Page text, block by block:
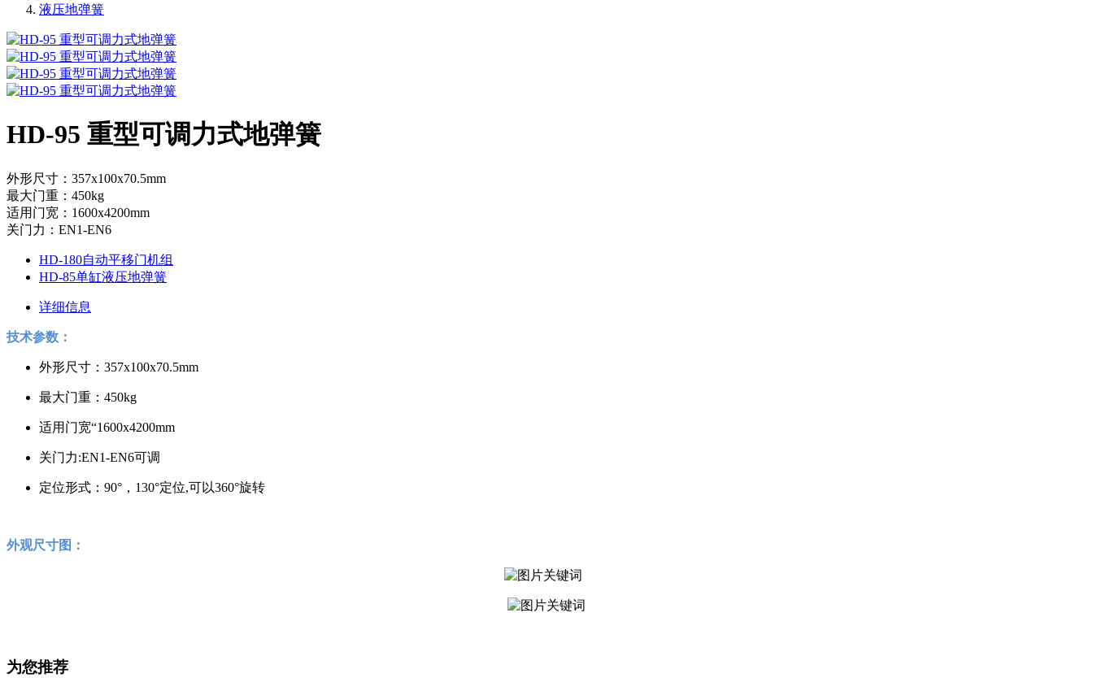
液压地弹簧
HD-95 重型可调力式地弹簧
外形尺寸：357x100x70.5mm
最大门重：450kg
适用门宽：1600x4200mm
关门力：EN1-EN6
HD-180自动平移门机组
HD-85单缸液压地弹簧
详细信息
技术参数：
外形尺寸：357x100x70.5mm
最大门重：450kg
适用门宽“1600x4200mm
关门力:EN1-EN6可调
定位形式：90°，130°定位,可以360°旋转
外观尺寸图：
为您推荐